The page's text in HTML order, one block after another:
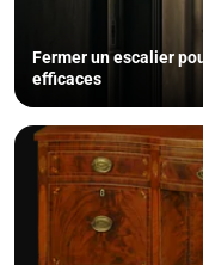
Fermer un escalier
efficaces